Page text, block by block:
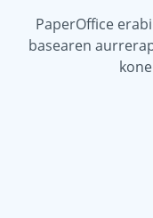
PaperOffice
basearen